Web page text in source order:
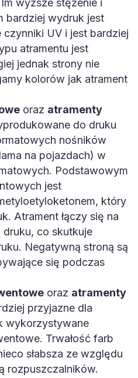
wyższe stężenie i
bardziej wydruk jest
UV i jest bardziej
atramentu jest
jednak strony nie
kolorów jak atrament
oraz atramenty
do druku
nośników
na pojazdach) w
Podstawowym
jest
który
Atrament łączy się na
druku, co skutkuje
Negatywną stroną są
się podczas
oraz atramenty
przyjazne dla
wykorzystywane
Trwałość farb
słabsza ze względu
rozpuszczalników.